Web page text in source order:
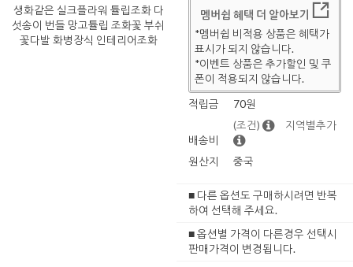
생화같은 실크플라워 튤립조화 다
섯송이 번들 망고튤립 조화꽃 부쉬
꽃다발 화병장식 인테리어조화
멤버쉽 혜택 더 알아보기
*멤버쉽 비적용 상품은 혜택가
표시가 되지 않습니다.
*이벤트 상품은 추가할인 및 쿠
폰이 적용되지 않습니다.
적립금
70원
배송비
(조건) 지역별추가
원산지 중국
■ 다른 옵션도 구매하시려면 반복
하여 선택해 주세요.
■ 옵션별 가격이 다른경우 선택시
판매가격이 변경됩니다.